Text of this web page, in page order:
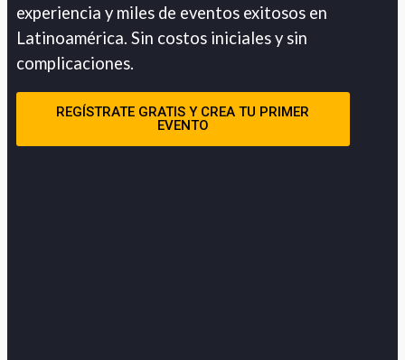
experiencia y miles de eventos exitosos en
Latinoamérica. Sin costos iniciales y sin
complicaciones.
REGÍSTRATE GRATIS Y CREA TU PRIMER
EVENTO